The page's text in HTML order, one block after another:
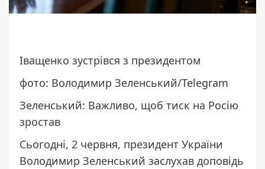
Іващенко зустрівся з президентом
фото: Володимир Зеленський/Telegram
Зеленський: Важливо, щоб тиск на Росію
зростав
Сьогодні, 2 червня, президент України
Володимир Зеленський заслухав доповідь